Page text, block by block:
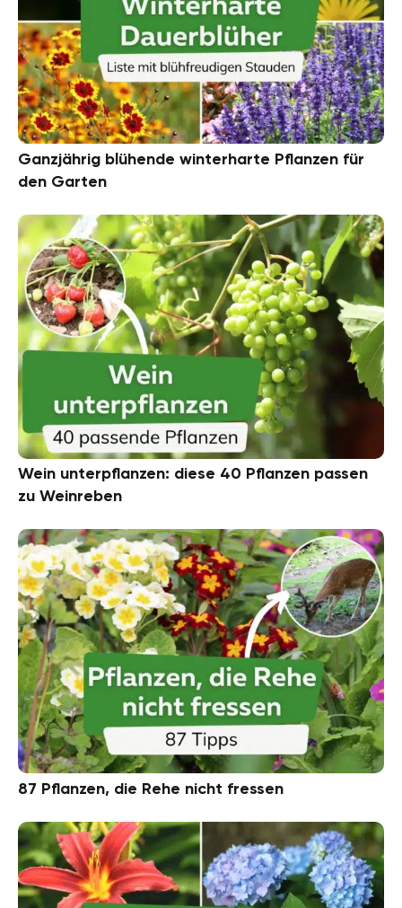
Ganzjährig blühende winterharte Pflanzen für
den Garten
Wein unterpflanzen: diese 40 Pflanzen passen
zu Weinreben
87 Pflanzen, die Rehe nicht fressen